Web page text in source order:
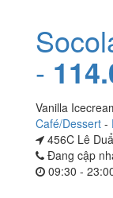
-
Vanilla
Café/Dessert -
456C Lê
Đang cập
09:30 -